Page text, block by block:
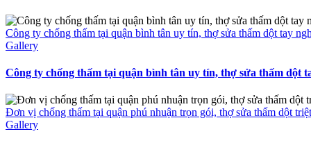
Công ty chống thấm tại quận bình tân uy tín, thợ sửa thấm dột tay
Gallery
Công ty chống thấm tại quận bình tân uy tín, thợ sửa thấm dột
Đơn vị chống thấm tại quận phú nhuận trọn gói, thợ sửa thấm dột
Gallery